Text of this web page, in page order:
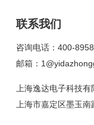
联系我们
咨询电话：400-
邮箱：
上海逸达电子科技有
上海市嘉定区墨玉